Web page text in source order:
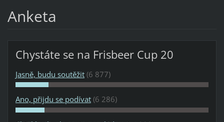
Anketa
Chystáte se na Frisbeer Cup 20
Jasně, budu soutěžit (6 877)
Ano, přijdu se podívat (6 286)